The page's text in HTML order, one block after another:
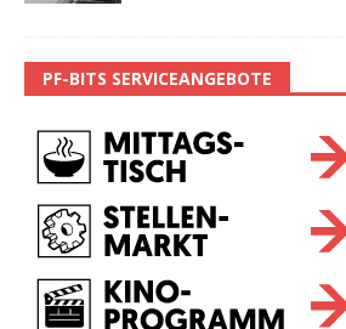
PF-BITS SERVICEANGEBOTE